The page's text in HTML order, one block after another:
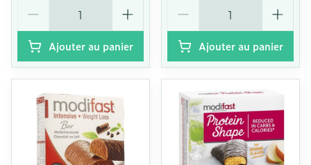
Ajouter au panier Ajouter au panier